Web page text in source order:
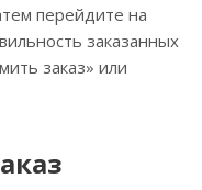
перейдите на
заказанных
заказ» или